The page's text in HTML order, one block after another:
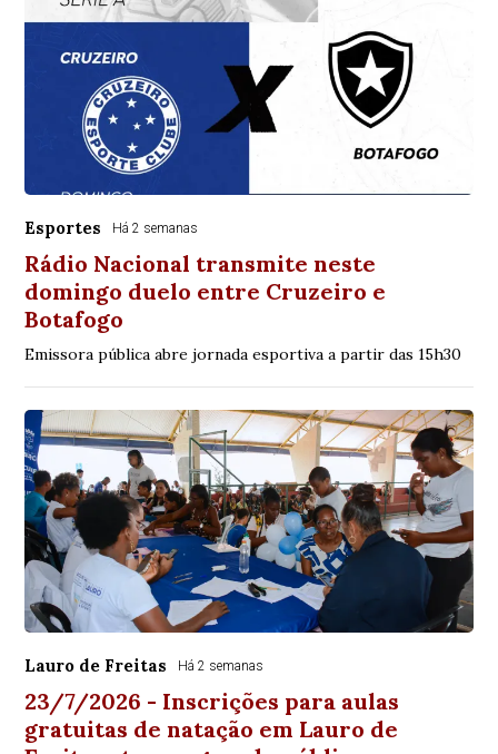
Esportes Há 2 semanas
Rádio Nacional transmite neste
domingo duelo entre Cruzeiro e
Botafogo
Emissora pública abre jornada esportiva a partir das 15h30
Lauro de Freitas Há 2 semanas
23/7/2026 - Inscrições para aulas
gratuitas de natação em Lauro de